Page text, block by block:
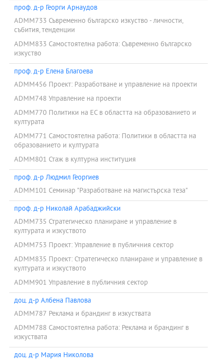
проф. д-р Георги Арнаудов
ADMM733 Съвременно българско изкуство - личности,
събития, тенденции
ADMM833 Самостоятелна работа: Съвременно българско
изкуство
проф. д-р Елена Благоева
ADMM456 Проект: Разработване и управление на проекти
ADMM748 Управление на проекти
ADMM770 Политики на ЕС в областта на образованието и
културата
ADMM771 Самостоятелна работа: Политики в областта на
образованието и културата
ADMM801 Стаж в културна институция
проф. д-р Людмил Георгиев
ADMM101 Семинар "Разработване на магистърска теза"
проф. д-р Николай Арабаджийски
ADMM735 Стратегическо планиране и управление в
културата и изкуството
ADMM753 Проект: Управление в публичния сектор
ADMM835 Проект: Стратегическо планиране и управление в
културата и изкуството
ADMM901 Управление в публичния сектор
доц. д-р Албена Павлова
ADMM787 Реклама и брандинг в изкуствата
ADMM788 Самостоятелна работа: Реклама и брандинг в
изкуствата
доц. д-р Мария Николова